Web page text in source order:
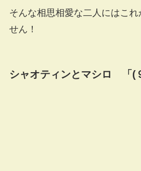
そんな相思相愛な二人にはこれ
せん！
シャオティンとマシロ 「(